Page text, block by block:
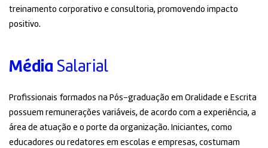
treinamento corporativo e consultoria, promovendo impacto
positivo.
Média Salarial
Profissionais formados na Pós-graduação em Oralidade e Escrita
possuem remunerações variáveis, de acordo com a experiência, a
área de atuação e o porte da organização. Iniciantes, como
educadores ou redatores em escolas e empresas, costumam